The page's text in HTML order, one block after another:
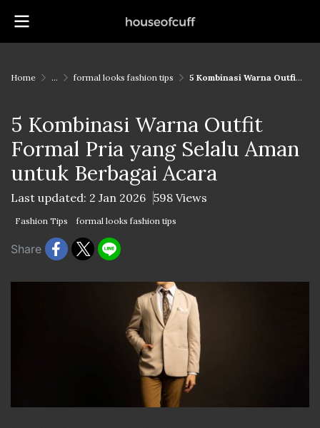
Home ... formal looks fashion tips 5 Kombinasi Warna Outfit Formal Pria yang Selalu Aman untuk Berbagai Acara
5 Kombinasi Warna Outfit
Formal Pria yang Selalu Aman
untuk Berbagai Acara
Last updated: 2 Jan 2026 598 Views
Fashion Tips formal looks fashion tips
Share